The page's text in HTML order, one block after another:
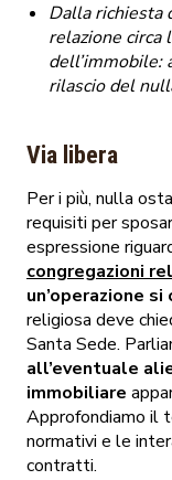
Dalla richiesta
relazione circa
dell’immobile:
rilascio del
Via libera
Per i più, nulla
requisiti per
espressione
congregazioni
un’operazione
religiosa deve
Santa Sede.
all’eventuale
immobiliare
Approfondiamo il
normativi e le
contratti.